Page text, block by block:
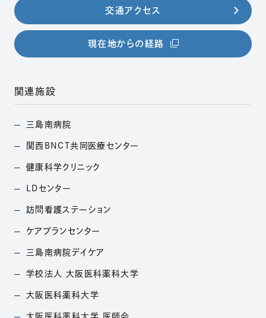
交通アクセス
現在地からの経路 （別ウィンドウで開きま
関連施設
三島南病院
（別ウィンドウで開きます）
関西BNCT共同医療 センター
（別ウィンドウで開きます）
健康科学クリニック
（別ウィンドウで開きます）
LDセンター
（別ウィンドウで開きます）
訪問看護ステーション
（別ウィンドウで開きます）
ケアプランセンター
（別ウィンドウで開きます）
三島南病院デイケア
（別ウィンドウで開きます）
学校法人 大阪医科薬科大学
（別ウィンドウで開きます）
大阪医科薬科大学
（別ウィンドウで開きます）